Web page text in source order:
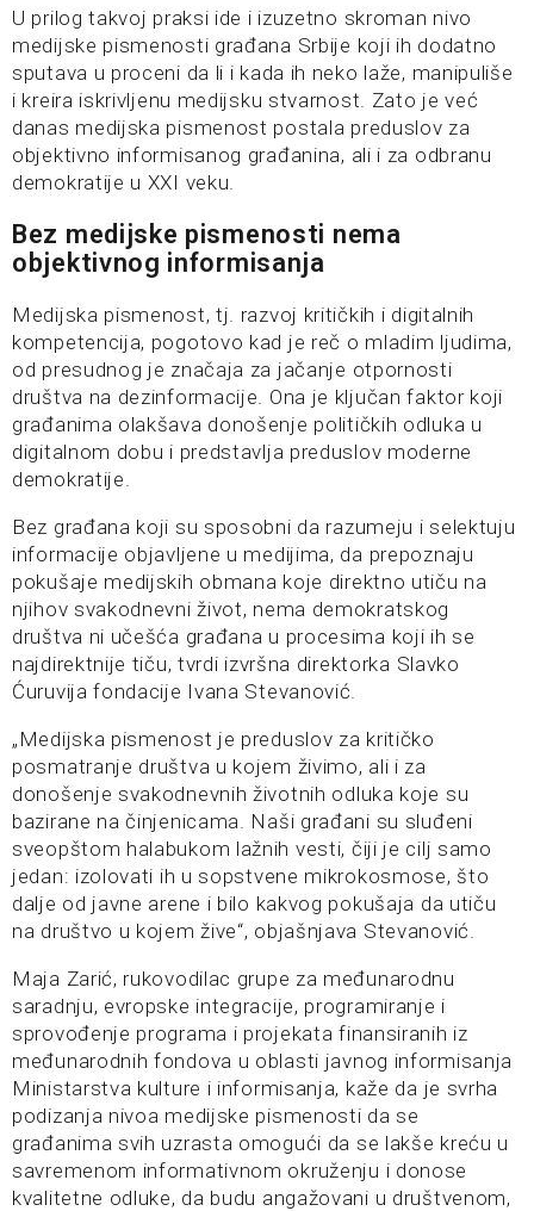
U prilog takvoj praksi ide i izuzetno skroman nivo
medijske pismenosti građana Srbije koji ih dodatno
sputava u proceni da li i kada ih neko laže, manipuliše
i kreira iskrivljenu medijsku stvarnost. Zato je već
danas medijska pismenost postala preduslov za
objektivno informisanog građanina, ali i za odbranu
demokratije u XXI veku.
Bez medijske pismenosti nema
objektivnog informisanja
Medijska pismenost, tj. razvoj kritičkih i digitalnih
kompetencija, pogotovo kad je reč o mladim ljudima,
od presudnog je značaja za jačanje otpornosti
društva na dezinformacije. Ona je ključan faktor koji
građanima olakšava donošenje političkih odluka u
digitalnom dobu i predstavlja preduslov moderne
demokratije.
Bez građana koji su sposobni da razumeju i selektuju
informacije objavljene u medijima, da prepoznaju
pokušaje medijskih obmana koje direktno utiču na
njihov svakodnevni život, nema demokratskog
društva ni učešća građana u procesima koji ih se
najdirektnije tiču, tvrdi izvršna direktorka Slavko
Ćuruvija fondacije Ivana Stevanović.
„Medijska pismenost je preduslov za kritičko
posmatranje društva u kojem živimo, ali i za
donošenje svakodnevnih životnih odluka koje su
bazirane na činjenicama. Naši građani su sluđeni
sveopštom halabukom lažnih vesti, čiji je cilj samo
jedan: izolovati ih u sopstvene mikrokosmose, što
dalje od javne arene i bilo kakvog pokušaja da utiču
na društvo u kojem žive“, objašnjava Stevanović.
Maja Zarić, rukovodilac grupe za međunarodnu
saradnju, evropske integracije, programiranje i
sprovođenje programa i projekata finansiranih iz
međunarodnih fondova u oblasti javnog informisanja
Ministarstva kulture i informisanja, kaže da je svrha
podizanja nivoa medijske pismenosti da se
građanima svih uzrasta omogući da se lakše kreću u
savremenom informativnom okruženju i donose
kvalitetne odluke, da budu angažovani u društvenom,